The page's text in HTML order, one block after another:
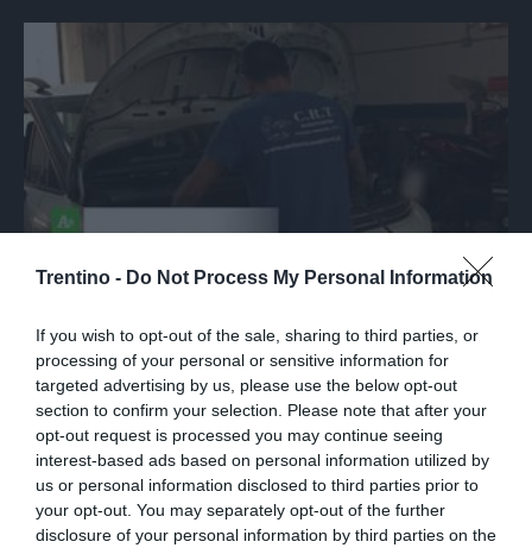
Trentino - Do Not Process My Personal Information
If you wish to opt-out of the sale, sharing to third parties, or
processing of your personal or sensitive information for
targeted advertising by us, please use the below opt-out
section to confirm your selection. Please note that after your
opt-out request is processed you may continue seeing
interest-based ads based on personal information utilized by
us or personal information disclosed to third parties prior to
your opt-out. You may separately opt-out of the further
disclosure of your personal information by third parties on the
ITALIA
meccanici: "Acqua in gasolio e benzina"